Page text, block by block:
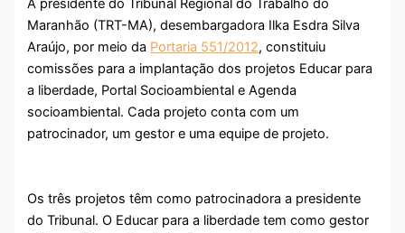
A presidente do Tribunal Regional do Trabalho do
Maranhão (TRT-MA), desembargadora Ilka Esdra Silva
Araújo, por meio da Portaria 551/2012, constituiu
comissões para a implantação dos projetos Educar para
a liberdade, Portal Socioambiental e Agenda
socioambiental. Cada projeto conta com um
patrocinador, um gestor e uma equipe de projeto.
Os três projetos têm como patrocinadora a presidente
do Tribunal. O Educar para a liberdade tem como gestor